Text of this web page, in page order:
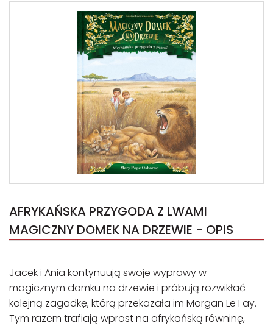
AFRYKAŃSKA PRZYGODA Z LWAMI
MAGICZNY DOMEK NA DRZEWIE - OPIS
Jacek i Ania kontynuują swoje wyprawy w
magicznym domku na drzewie i próbują rozwikłać
kolejną zagadkę, którą przekazała im Morgan Le Fay.
Tym razem trafiają wprost na afrykańską równinę,